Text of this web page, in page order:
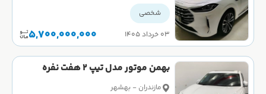
شخصی
۰۳ خرداد ۱۴۰۵
5,700,000,000
بهمن موتور مدل تیپ 2 هفت نفره
کارکرده
مازندران - بهشهر